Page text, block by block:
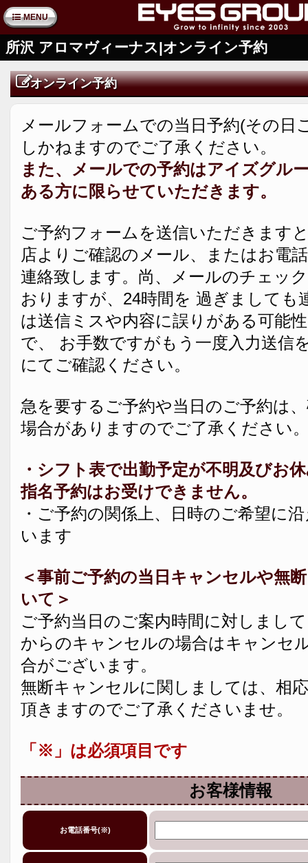
MENU
所沢 アロマヴィーナス|オンライン予約
オンライン予約
メールフォームでの当日予約(その日
しかねますのでご了承ください。
また、メールでの予約はアイズグル
ある方に限らせていただきます。
ご予約フォームを送信いただきます
店よりご確認のメール、またはお電
連絡致します。尚、メールのチェッ
おりますが、24時間を 過ぎましても
は送信ミスや内容に誤りがある可能
で、 お手数ですがもう一度入力送信
にてご確認ください。
急を要するご予約や当日のご予約は
場合がありますのでご了承ください
・シフト表で出勤予定が不明及びお
指名予約はお受けできません。
・ご予約の関係上、日時のご希望に
います
＜事前ご予約の当日キャンセルや無
いて＞
ご予約当日のご案内時間に対しまし
からのキャンセルの場合はキャンセ
合がございます。
無断キャンセルに関しましては、相
頂きますのでご了承くださいませ。
「※」は必須項目です
お客様情報
お電話番号(※)